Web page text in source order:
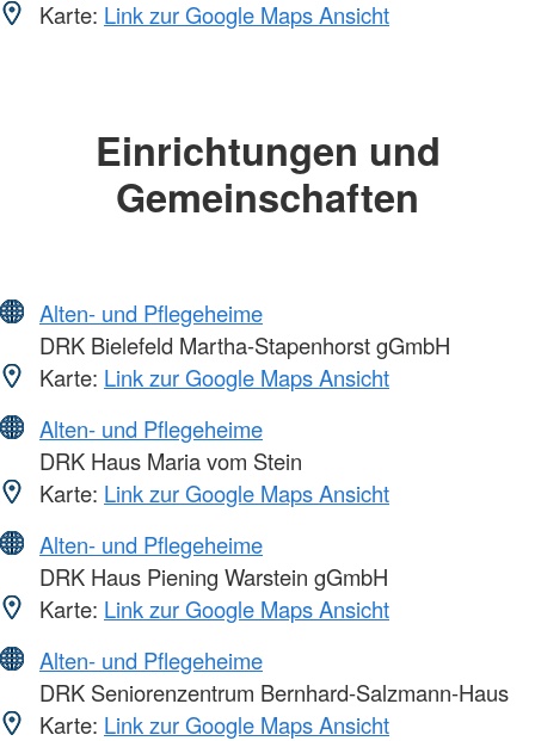
Karte: Link zur Google Maps Ansicht
Einrichtungen und
Gemeinschaften
Alten- und Pflegeheime
DRK Bielefeld Martha-Stapenhorst gGmbH
Karte: Link zur Google Maps Ansicht
Alten- und Pflegeheime
DRK Haus Maria vom Stein
Karte: Link zur Google Maps Ansicht
Alten- und Pflegeheime
DRK Haus Piening Warstein gGmbH
Karte: Link zur Google Maps Ansicht
Alten- und Pflegeheime
DRK Seniorenzentrum Bernhard-Salzmann-Haus
Karte: Link zur Google Maps Ansicht